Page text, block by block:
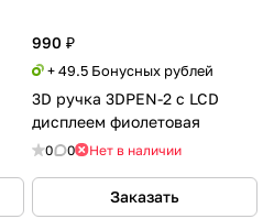
990 ₽
+ 49.5 Бонусных рублей
3D ручка 3DPEN-2 с LCD
дисплеем фиолетовая
0 0 Нет в наличии
Заказать